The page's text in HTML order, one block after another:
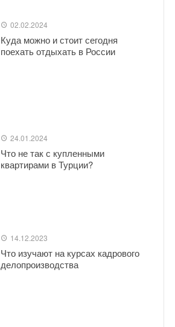
02.02.2024
Куда можно и стоит сегодня
поехать отдыхать в России
24.01.2024
Что не так с купленными
квартирами в Турции?
14.12.2023
Что изучают на курсах кадрового
делопроизводства